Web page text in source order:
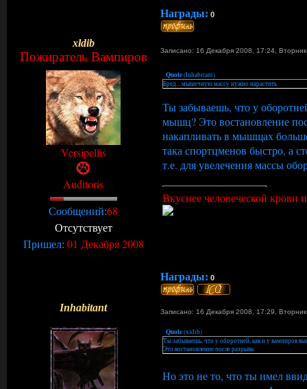
Награды: 0
xldib
Пожиратель Вампиров Записано: 16 Декабря 2008, 17:24,
Versipellis
Auditoris
Сообщений:68
Отсутствует
Пришел: 01 Декабря 2008
Quote(Inhabitant)
Бред... мышечную массу нужно нарастить.
Ты забываешь, что у
мышц? Это востановление
накапливать в мышщах
така спортцменов быстро, а
т.е. для увелечения массы
Вкуснее человеческой крови
Награды: 0
Inhabitant Записано: 16 Декабря 2008, 17:29,
Quote(xldib)
Ты забываешь, что у оборотней, как и у вампиров
Это востановление после разрыва.
Но это не то, что ты имел